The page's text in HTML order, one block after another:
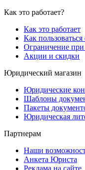
Как это работает?
Как это работает
Как
Ограничение при
Акции и скидки
Юридический магазин
Юридические
Шаблоны
Пакеты
Юридическая
Партнерам
Наши
Анкета Юриста
Реклама на сайте